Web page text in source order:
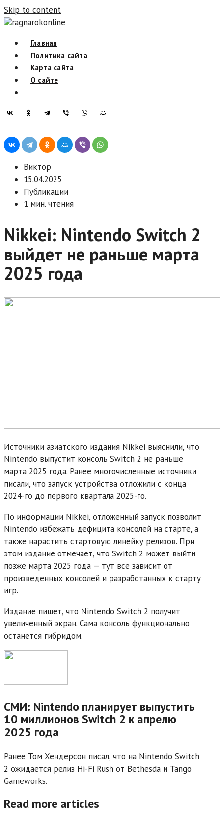
Skip to content
ragnarokonline
Главная
Политика сайта
Карта сайта
О сайте
Виктор
15.04.2025
Публикации
1 мин. чтения
Nikkei: Nintendo Switch 2
выйдет не раньше марта
2025 года
Источники азиатского издания Nikkei выяснили, что
Nintendo выпустит консоль Switch 2 не раньше
марта 2025 года. Ранее многочисленные источники
писали, что запуск устройства отложили с конца
2024-го до первого квартала 2025-го.
По информации Nikkei, отложенный запуск позволит
Nintendo избежать дефицита консолей на старте, а
также нарастить стартовую линейку релизов. При
этом издание отмечает, что Switch 2 может выйти
позже марта 2025 года — тут все зависит от
произведенных консолей и разработанных к старту
игр.
Издание пишет, что Nintendo Switch 2 получит
увеличенный экран. Сама консоль функционально
останется гибридом.
СМИ: Nintendo планирует выпустить
10 миллионов Switch 2 к апрелю
2025 года
Ранее Том Хендерсон писал, что на Nintendo Switch
2 ожидается релиз Hi-Fi Rush от Bethesda и Tango
Gameworks.
Read more articles